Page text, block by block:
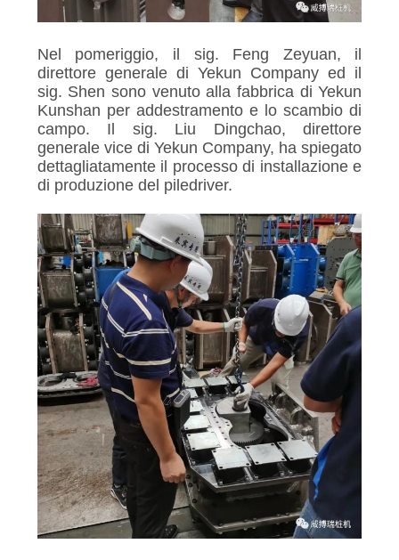
Nel pomeriggio, il sig. Feng Zeyuan, il
direttore generale di Yekun Company ed il
sig. Shen sono venuto alla fabbrica di Yekun
Kunshan per addestramento e lo scambio di
campo. Il sig. Liu Dingchao, direttore
generale vice di Yekun Company, ha spiegato
dettagliatamente il processo di installazione e
di produzione del piledriver.